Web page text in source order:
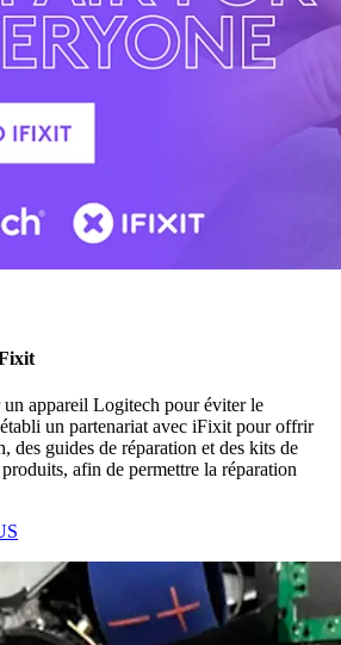
un appareil Logitech pour éviter le
un partenariat avec iFixit pour offrir
des guides de réparation et des kits de
afin de permettre la réparation